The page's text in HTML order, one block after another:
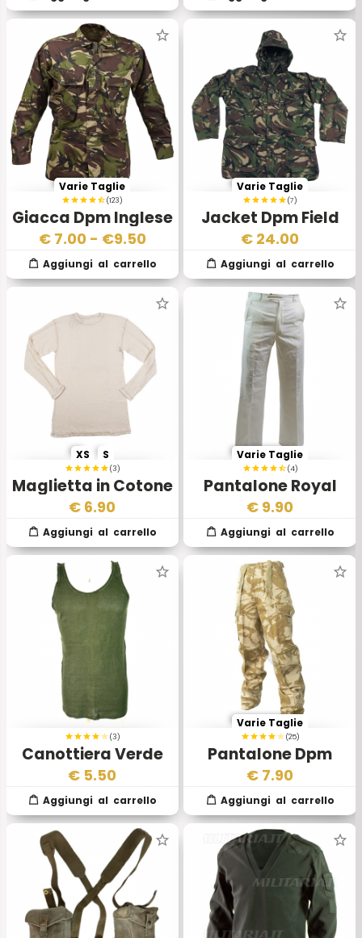
(123)
Giacca Dpm Inglese
1scelta
Varie Taglie
€ 7.00 - €9.50
(7)
Jacket Dpm Field
Sas Esercito Inglese
Varie Taglie
€ 24.00
(3)
Maglietta in Cotone
RAF Esercito Inglese
XS S
€ 6.90
(4)
Pantalone Royal
Navy Marina
Militare
Varie Taglie
€ 9.90
(3)
Canottiera Verde
Militare Traforata
Esercito Inglese
€ 5.50
(25)
Pantalone Dpm
Desert 2scelta
Varie Taglie
€ 7.90